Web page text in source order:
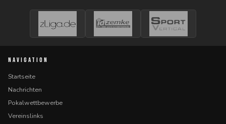
NAVIGATION
Startseite
Nachrichten
Pokalwettbewerbe
Vereinslinks